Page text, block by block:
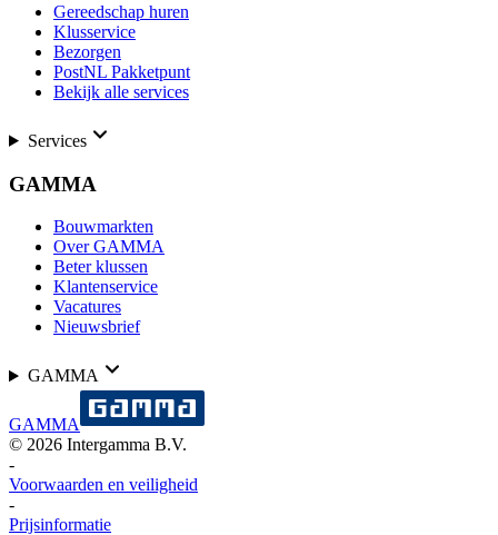
Gereedschap huren
Klusservice
Bezorgen
PostNL Pakketpunt
Bekijk alle services
Services
GAMMA
Bouwmarkten
Over GAMMA
Beter klussen
Klantenservice
Vacatures
Nieuwsbrief
GAMMA
GAMMA
© 2026 Intergamma B.V.
-
Voorwaarden en veiligheid
-
Prijsinformatie